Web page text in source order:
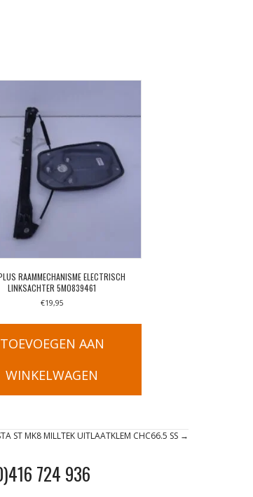
RAAMMECHANISME ELECTRISCH
LINKSACHTER 5M0839461
€19,95
TOEVOEGEN AAN
WINKELWAGEN
ST MK8 MILLTEK UITLAATKLEM CHC66.5 SS →
724 936